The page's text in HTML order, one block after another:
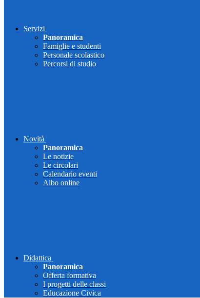
Servizi
Panoramica
Famiglie e studenti
Personale scolastico
Percorsi di studio
Novità
Panoramica
Le notizie
Le circolari
Calendario eventi
Albo online
Didattica
Panoramica
Offerta formativa
I progetti delle classi
Educazione Civica